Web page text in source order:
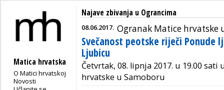
Matica hrvatska
O Matici hrvatskoj
Novosti
Najave zbivanja u Ograncima
08.06.2017. Ogranak Matice hrvatske
Svečanost peotske riječi Ponude
Ljubicu
Četvrtak, 08. lipnja 2017. u 19.00
hrvatske u Samoboru